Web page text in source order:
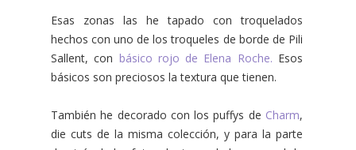
Esas zonas las he tapado con troquelados
hechos con uno de los troqueles de borde de Pili
Sallent, con básico rojo de Elena Roche. Esos
básicos son preciosos la textura que tienen.
También he decorado con los puffys de Charm,
die cuts de la misma colección, y para la parte